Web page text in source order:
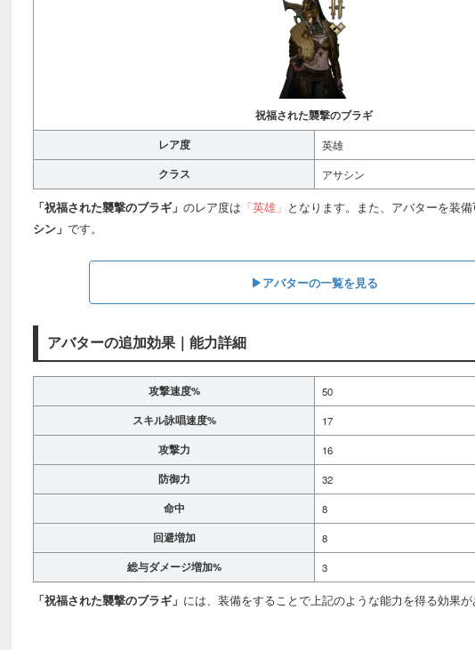
祝福された襲撃のブラギ
レア度
英雄
クラス アサシン
「祝福された襲撃のブラギ」 のレア度は 「英雄」 となります。また、アバターを装
シン」 です。
▶アバターの一覧を見る
アバターの追加効果｜能力詳細
攻撃速度% 50
スキル詠唱速度% 17
攻撃力 16
防御力 32
命中 8
回避増加 8
総与ダメージ増加% 3
「祝福された襲撃のブラギ」 には、装備をすることで上記のような能力を得る効果が